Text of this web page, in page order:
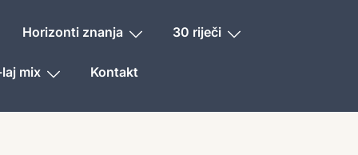
Horizonti znanja 30 riječi
mix Kontakt